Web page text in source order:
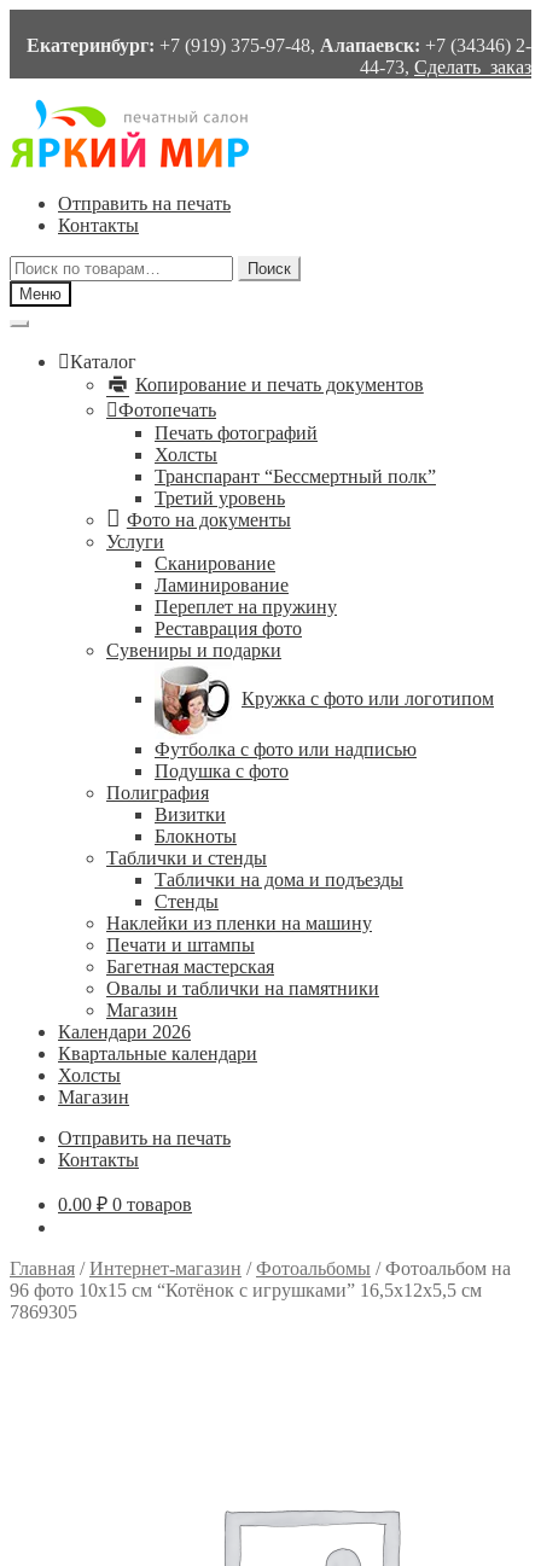
Екатеринбург: +7 (919) 375-97-48, Алапаевск: +7 (34346) 2-
44-73, Сделать заказ
Перейти
навигации
Перейти
содержимому
Отправить на печать
Контакты
Искать:
Поиск
Меню
Каталог
Копирование и печать документов
Фотопечать
Печать фотографий
Холсты
Транспарант “Бессмертный полк”
Третий уровень
Фото на документы
Услуги
Сканирование
Ламинирование
Переплет на пружину
Реставрация фото
Сувениры и подарки
Кружка с фото или логотипом
Футболка с фото или надписью
Подушка с фото
Полиграфия
Визитки
Блокноты
Таблички и стенды
Таблички на дома и подъезды
Стенды
Наклейки из пленки на машину
Печати и штампы
Багетная мастерская
Овалы и таблички на памятники
Магазин
Календари 2026
Квартальные календари
Холсты
Магазин
Отправить на печать
Контакты
0.00 ₽ 0 товаров
Главная /Интернет-магазин /Фотоальбомы /Фотоальбом на
96 фото 10х15 см “Котёнок с игрушками” 16,5х12х5,5 см
7869305